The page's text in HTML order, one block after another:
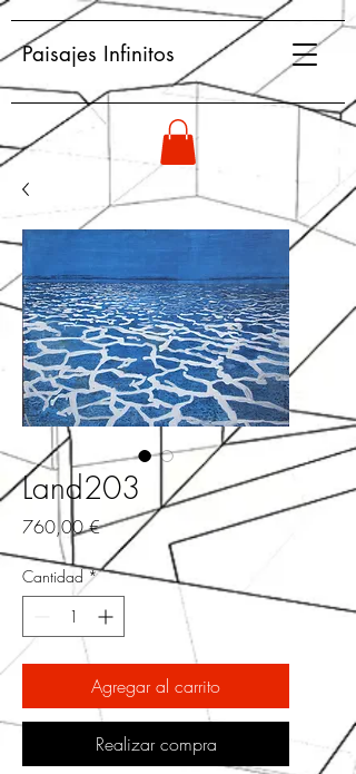
Paisajes Infinitos
Land203
760,00 €Precio
Cantidad *
Agregar al carrito
Realizar compra